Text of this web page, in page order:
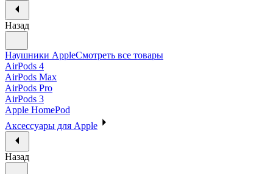
Назад
Наушники AppleСмотреть все товары
AirPods 4
AirPods Max
AirPods Pro
AirPods 3
Apple HomePod
Аксессуары для Apple
Назад